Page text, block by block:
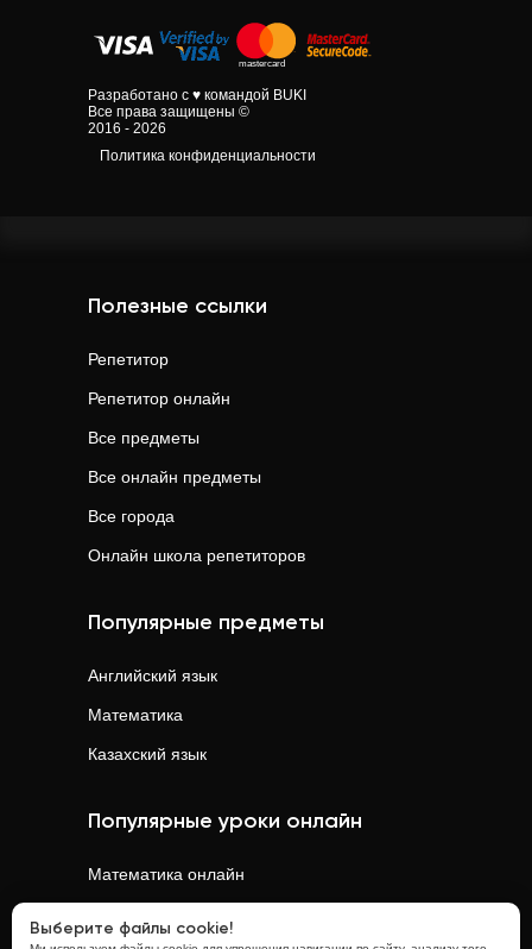
Разработано с ♥ командой BUKI
Все права защищены ©
2016 - 2026
Политика конфиденциальности
Полезные ссылки
Репетитор
Репетитор онлайн
Все предметы
Все онлайн предметы
Все города
Онлайн школа репетиторов
Популярные предметы
Английский язык
Математика
Казахский язык
Популярные уроки онлайн
Математика онлайн
Выберите файлы cookie!